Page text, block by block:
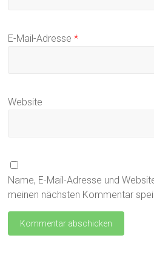
E-Mail-Adresse*
Website
Name, E-Mail-Adresse und
meinen nächsten Kommentar